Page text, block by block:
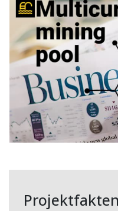
Projektfakten